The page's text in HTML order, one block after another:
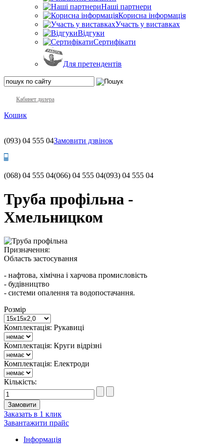
Наші партнери
Корисна інформація
Участь у виставках
Відгуки
Сертифікати
Для претендентів
Кабинет дилера
Кошик
(093) 04 555 04Замовити дзвінок
(068) 04 555 04(066) 04 555 04(093) 04 555 04
Труба профільна -
Хмельницком
Призначення:
Область застосування
- нафтова, хімічна і харчова промисловість
- будівництво
- системи опалення та водопостачання.
Розмір
Комплектація: Рукавиці
Комплектація: Круги відрізні
Комплектація: Електроди
Кількість:
Заказать в 1 клик
Завантажити прайс
Інформація